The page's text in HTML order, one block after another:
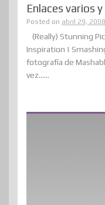
Enlaces varios
Posted on abril 29, 2008
(Really) Stunning
Inspiration |
fotografía de
vez......